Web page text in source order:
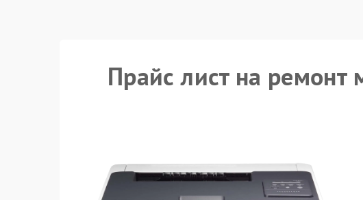
Прайс лист на ремонт